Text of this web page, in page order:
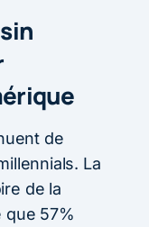
de
La
de la
que 57%